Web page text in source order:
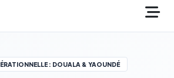
: DOUALA & YAOUNDÉ